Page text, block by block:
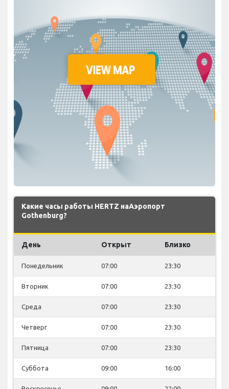
Какие часы работы HERTZ наАэропорт
Gothenburg?
День Открыт Близко
Понедельник 07:00 23:30
Вторник 07:00 23:30
Среда 07:00 23:30
Четверг 07:00 23:30
Пятница 07:00 23:30
Суббота 09:00 16:00